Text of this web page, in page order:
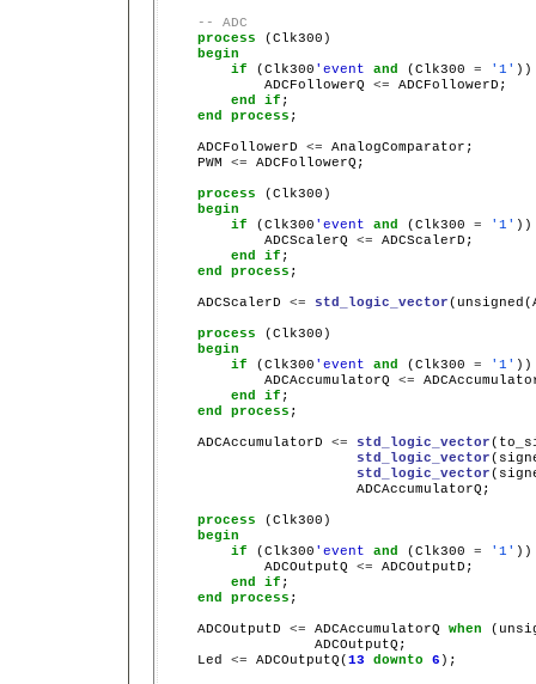
-- ADC
process (Clk300)
begin
if (Clk300 'event and (Clk300 = '1'
            ADCFollowerQ
<= ADCFollowerD;
end
if ;
end
process ;
    ADCFollowerD
<= AnalogComparator;
    PWM
<= ADCFollowerQ;
process (Clk300)
begin
if (Clk300 'event and (Clk300 = '1'
            ADCScalerQ
<= ADCScalerD;
end
if ;
end
process ;
    ADCScalerD
<= std_logic_vector
process (Clk300)
begin
if (Clk300 'event and (Clk300 = '1'
            ADCAccumulatorQ
<=
end
if ;
end
process ;
    ADCAccumulatorD
<= std_logic_vector
std_logic_vector
std_logic_vector
                       ADCAccumulatorQ;
process (Clk300)
begin
if (Clk300 'event and (Clk300 = '1'
            ADCOutputQ
<= ADCOutputD;
end
if ;
end
process ;
    ADCOutputD
<= ADCAccumulatorQ when
                  ADCOutputQ;
    Led
<= ADCOutputQ(13 downto 6 );